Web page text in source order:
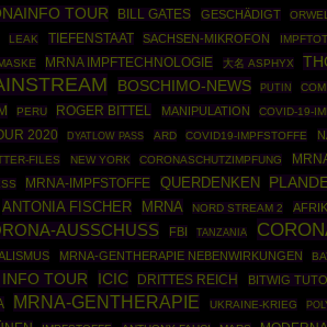
TOUR BILL GATES GESCHÄDIGT
LEAK TIEFENSTAAT SACHSEN-MIKROFON IMPFTOT
MRNA IMPFTECHNOLOGIE 大名 ASPHYX
BOSCHIMO-NEWS PUTIN
PERU ROGER BITTEL MANIPULATION COVID-19-
2020 DYATLOW PASS ARD COVID19-IMPFSTOFFE
FILES NEW YORK CORONASCHUTZIMPFUNG
MRNA-IMPFSTOFFE QUERDENKEN
ANTONIA FISCHER MRNA NORD STREAM 2
AUSSCHUSS FBI TANZANIA
MRNA-GENTHERAPIE NEBENWIRKUNGEN
TOUR ICIC DRITTES REICH BITWIG
MRNA-GENTHERAPIE UKRAINE-KRIEG